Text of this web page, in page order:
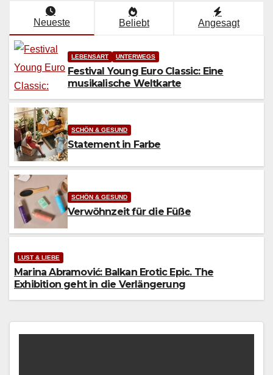
Neueste Beliebt Angesagt
LEBENSART UNTERWEGS
Festival Young Euro Classic: Eine
musikalische Weltkarte
SCHÖN & GESUND
Statement in Farbe
SCHÖN & GESUND
Verwöhnzeit für die Füße
LUST & LIEBE
Marina Abramović: Balkan Erotic Epic. The
Exhibition geht in die Verlängerung